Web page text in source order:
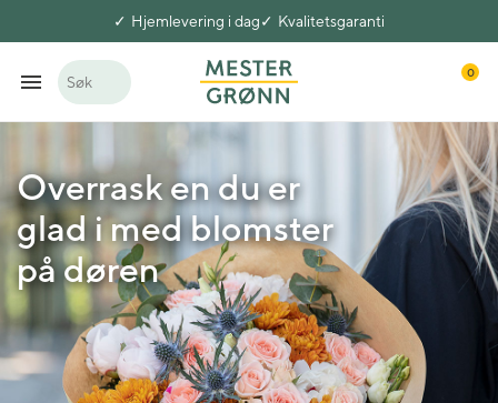
Hjemlevering i dag Kvalitetsgaranti
Søk
0
Overrask en du er
glad i med blomster
på døren